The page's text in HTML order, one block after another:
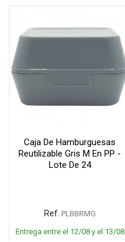
Caja De Hamburguesas
Reutilizable Gris M En PP -
Lote De 24
Ref. PLBBRMG
Entrega entre el 12/08 y el 13/08